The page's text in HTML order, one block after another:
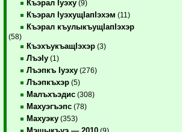
Къэрал Iуэху (9)
Къэрал IуэхущIапIэхэм (11)
Къэрал къулыкъущIапIэхэр
(58)
КъэхъукъащIэхэр (3)
ЛъэIу (1)
Лъэпкъ Iуэху (276)
Лъэпкъхэр (5)
Малъхъэдис (308)
Махуэгъэпс (78)
Махуэку (353)
(9)